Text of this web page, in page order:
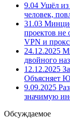
9.04 Ушёл
человек,
31.03
проектов не
VPN и
24.12.2025
двойного
12.12.2025
Объясняет
9.09.2025
значимую
Обсуждаемое